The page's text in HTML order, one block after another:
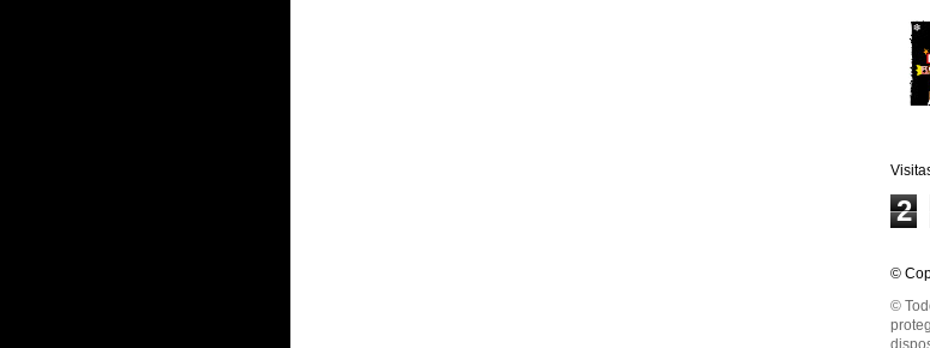
2
©
©